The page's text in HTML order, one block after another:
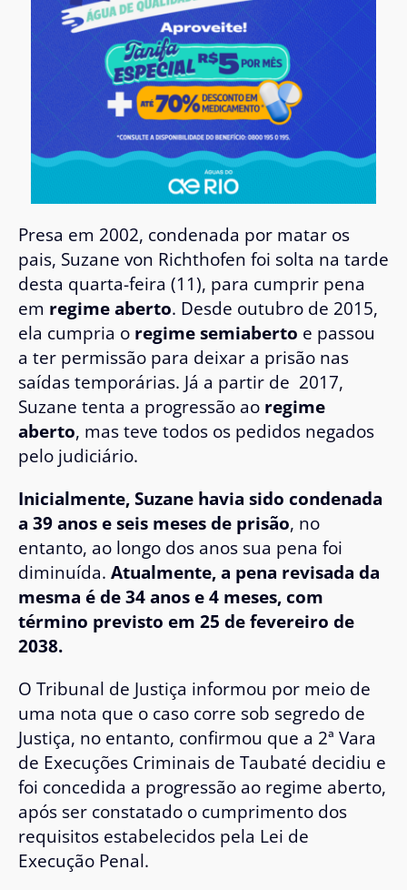
Presa em 2002, condenada por matar os
pais, Suzane von Richthofen foi solta na tarde
desta quarta-feira (11), para cumprir pena
em regime aberto. Desde outubro de 2015,
ela cumpria o regime semiaberto e passou
a ter permissão para deixar a prisão nas
saídas temporárias. Já a partir de 2017,
Suzane tenta a progressão ao regime
aberto, mas teve todos os pedidos negados
pelo judiciário.
Inicialmente, Suzane havia sido condenada
a 39 anos e seis meses de prisão, no
entanto, ao longo dos anos sua pena foi
diminuída. Atualmente, a pena revisada da
mesma é de 34 anos e 4 meses, com
término previsto em 25 de fevereiro de
2038.
O Tribunal de Justiça informou por meio de
uma nota que o caso corre sob segredo de
Justiça, no entanto, confirmou que a 2ª Vara
de Execuções Criminais de Taubaté decidiu e
foi concedida a progressão ao regime aberto,
após ser constatado o cumprimento dos
requisitos estabelecidos pela Lei de
Execução Penal.